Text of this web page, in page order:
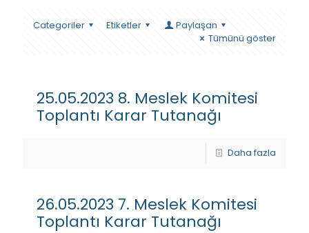
Categoriler Etiketler
Paylaşan
Tümünü göster
25.05.2023 8. Meslek Komitesi
Toplantı Karar Tutanağı
Daha fazla
26.05.2023 7. Meslek Komitesi
Toplantı Karar Tutanağı